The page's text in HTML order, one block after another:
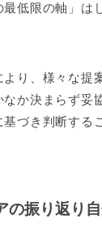
最低限の軸」は
り、様々な提
なか決まらず妥
づき判断する
の振り返り